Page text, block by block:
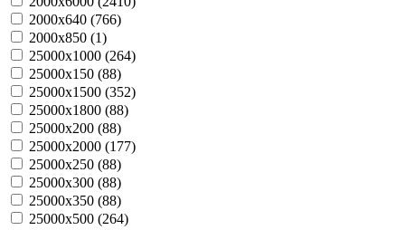
2000х640 (766)
2000х850 (1)
25000х1000 (264)
25000х150 (88)
25000х1500 (352)
25000х1800 (88)
25000х200 (88)
25000х2000 (177)
25000х250 (88)
25000х300 (88)
25000х350 (88)
25000х500 (264)